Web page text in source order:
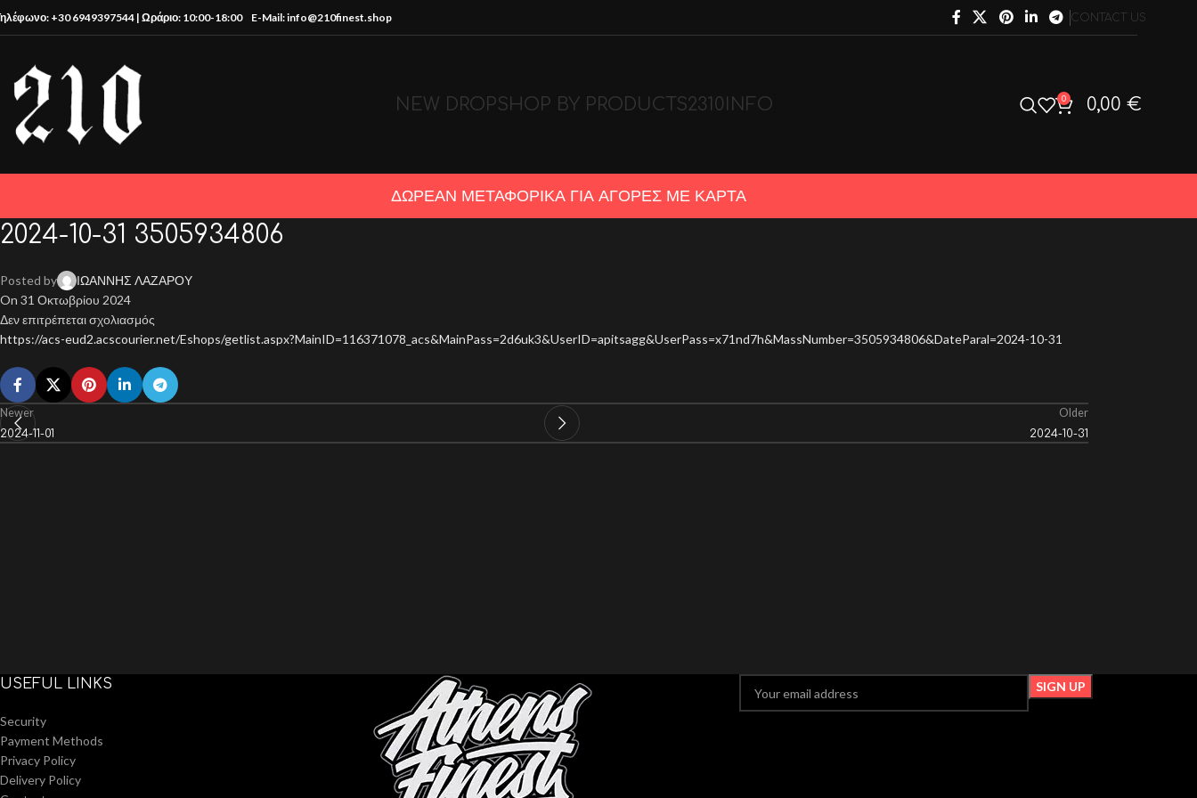
+30 6949397544 | Ωράριο: 10:00-18:00 E-Mail: info@210finest.shop CONTACT US
NEW DROPSHOP BY PRODUCTS2310 INFO 0 0,00 €
ΔΩΡΕΑΝ ΜΕΤΑΦΟΡΙΚΑ ΓΙΑ ΑΓΟΡΕΣ ΜΕ ΚΑΡΤΑ
2024-10-31 3505934806
Posted by
ΙΩΑΝΝΗΣ ΛΑΖΑΡΟΥ
On 31 Οκτωβρίου 2024
Δεν επιτρέπεται σχολιασμός
https://acs-eud2.acscourier.net/Eshops/getlist.aspx?MainID=116371078_acs&MainPass=2d6uk3&UserID=apitsagg&UserPass=x71nd7h&MassNumber=3505934806&DateParal=2024-10-31
Newer
2024-11-01
Older
2024-10-31
USEFUL LINKS
Security
Payment Methods
Privacy Policy
Delivery Policy